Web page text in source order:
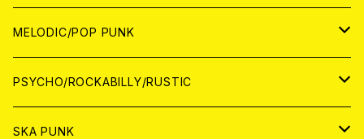
アナログ
CD
WORLD
アナログ
CD
MELODIC/POP PUNK
JAPAN
CD
WORLD
PSYCHO/ROCKABILLY/RUSTIC
JAPAN
SKA PUNK